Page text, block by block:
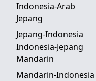
Indonesia-Arab
Jepang
Jepang-Indonesia
Indonesia-Jepang
Mandarin
Mandarin-Indonesia